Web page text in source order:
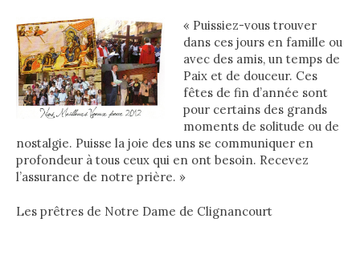
« Puissiez-vous trouver
dans ces jours en famille ou
avec des amis, un temps de
Paix et de douceur. Ces
fêtes de fin d’année sont
pour certains des grands
moments de solitude ou de
nostalgie. Puisse la joie des uns se communiquer en
profondeur à tous ceux qui en ont besoin. Recevez
l’assurance de notre prière. »
Les prêtres de Notre Dame de Clignancourt